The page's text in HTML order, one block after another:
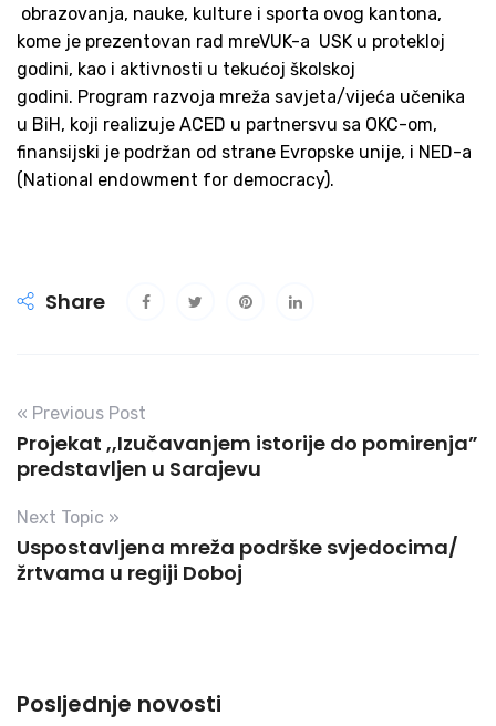
obrazovanja, nauke, kulture i sporta ovog kantona,
kome je prezentovan rad mreVUK-a USK u protekloj
godini, kao i aktivnosti u tekućoj školskoj
godini. Program razvoja mreža savjeta/vijeća učenika
u BiH, koji realizuje ACED u partnersvu sa OKC-om,
finansijski je podržan od strane Evropske unije, i NED-a
(National endowment for democracy).
Share
« Previous Post
Projekat ,,Izučavanjem istorije do pomirenja”
predstavljen u Sarajevu
Next Topic »
Uspostavljena mreža podrške svjedocima/
žrtvama u regiji Doboj
Posljednje novosti